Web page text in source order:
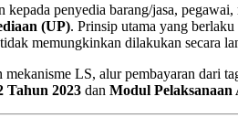
kepada penyedia barang/jasa,
(UP). Prinsip utama yang berlaku
memungkinkan dilakukan secara
LS, alur pembayaran dari
Tahun 2023 dan Modul Pelaksanaan